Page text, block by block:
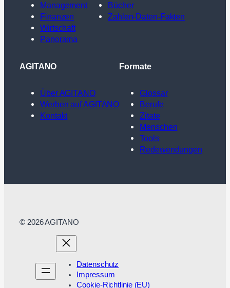
Management
Finanzen
Wirtschaft
Panorama
Bücher
Zahlen-Daten-Fakten
AGITANO
Über AGITANO
Werben auf AGITANO
Kontakt
Formate
Glossar
Berufe
Zitate
Menschen
Tools
Redewendungen
© 2026 AGITANO
Datenschutz
Impressum
Cookie-Richtlinie (EU)